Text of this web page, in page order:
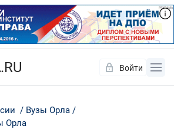
.RU Войти
Вузы Орла
Орла
Да Нет